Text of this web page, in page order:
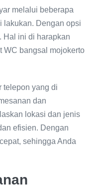
melalui beberapa
lakukan. Dengan opsi
Hal ini di harapkan
WC bangsal mojokerto
telepon yang di
dan
lokasi dan jenis
efisien. Dengan
sehingga Anda